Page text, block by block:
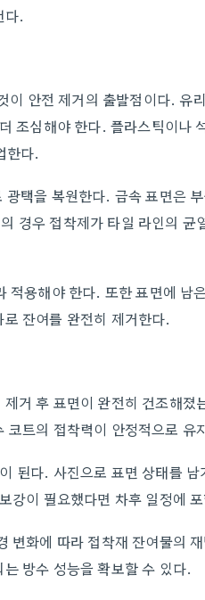
다.
안전 제거의 출발점이다. 유
조심해야 한다. 플라스틱이나
한다.
택을 복원한다. 금속 표면은
경우 접착제가 타일 라인의 균
용해야 한다. 또한 표면에 남
잔여를 완전히 제거한다.
거 후 표면이 완전히 건조해졌
트의 접착력이 안정적으로 유
된다. 사진으로 표면 상태를
강이 필요했다면 차후 일정에
화에 따라 접착재 잔여물의
방수 성능을 확보할 수 있다.